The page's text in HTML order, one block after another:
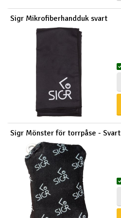
Sigr Mikrofiberhandduk svart
Sigr Mönster för torrpåse - Svart